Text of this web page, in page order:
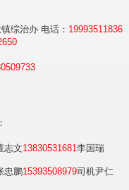
综治办 电话： 19993511836
志文13830531681李国瑞
忠鹏15393508979司机尹仁